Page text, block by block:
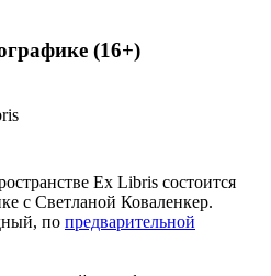
(16+)
Ex Libris состоится
с Светланой Коваленкер.
по предварительной